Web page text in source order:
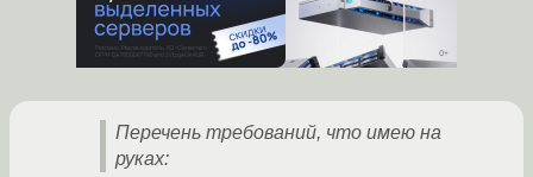
Перечень требований, что имею на
руках: